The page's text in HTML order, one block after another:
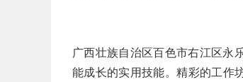
广西壮族自治区百色市右江区永
能成长的实用技能。精彩的工作